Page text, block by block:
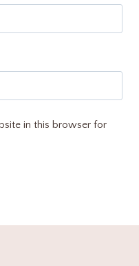
in this browser for